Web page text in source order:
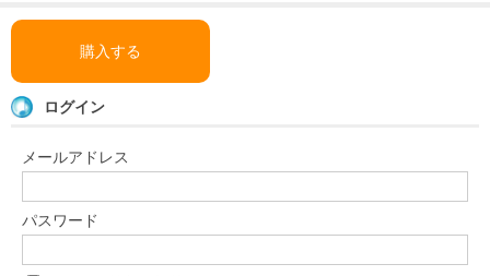
購入する
ログイン
メールアドレス
パスワード